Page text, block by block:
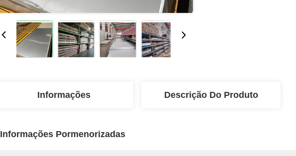
Informações Descrição Do Produto
Informações Pormenorizadas